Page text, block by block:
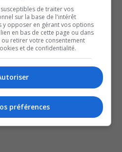
de traiter vos
sur la base de l'intérêt
y opposer en gérant vos options
en bas de cette page ou dans
retirer votre consentement
et de confidentialité.
préférences